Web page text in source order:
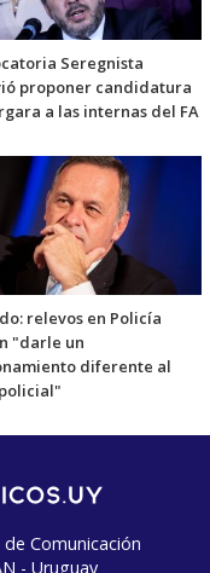
Seregnista
proponer candidatura
a las internas del FA
relevos en Policía
"darle un
diferente al
Comunicación
- Uruguay